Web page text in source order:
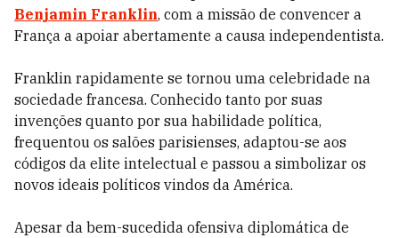
Benjamin Franklin, com a missão de convencer a
França a apoiar abertamente a causa independentista.
Franklin rapidamente se tornou uma celebridade na
sociedade francesa. Conhecido tanto por suas
invenções quanto por sua habilidade política,
frequentou os salões parisienses, adaptou-se aos
códigos da elite intelectual e passou a simbolizar os
novos ideais políticos vindos da América.
Apesar da bem-sucedida ofensiva diplomática de